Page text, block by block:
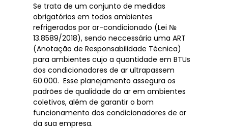
Se trata de um conjunto de medidas
obrigatórios em todos ambientes
refrigerados por ar-condicionado (Lei №
13.8589/2018), sendo neccessária uma ART
(Anotação de Responsabilidade Técnica)
para ambientes cujo a quantidade em BTUs
dos condicionadores de ar ultrapassem
60.000. Esse planejamento assegura os
padrões de qualidade do ar em ambientes
coletivos, além de garantir o bom
funcionamento dos condicionadores de ar
da sua empresa.